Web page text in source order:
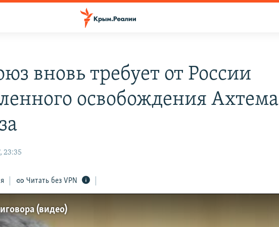
вновь требует от России
освобождения Ахтема
23:35
Читать без VPN
(видео)